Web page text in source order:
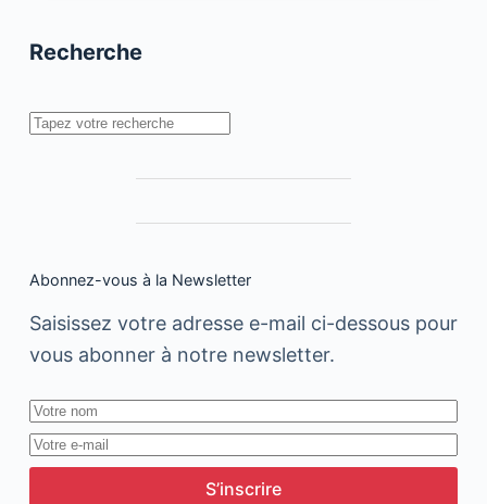
Recherche
Rechercher
Abonnez-vous à la Newsletter
Saisissez votre adresse e-mail ci-dessous pour
vous abonner à notre newsletter.
S’inscrire